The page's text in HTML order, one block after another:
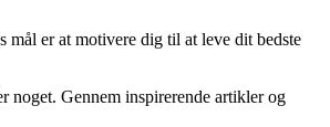
er at motivere dig til at leve dit bedste
noget. Gennem inspirerende artikler og